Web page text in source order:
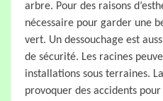
arbre. Pour des raisons
nécessaire pour garder une
vert. Un dessouchage est
de sécurité. Les racines
installations sous terraines.
provoquer des accidents